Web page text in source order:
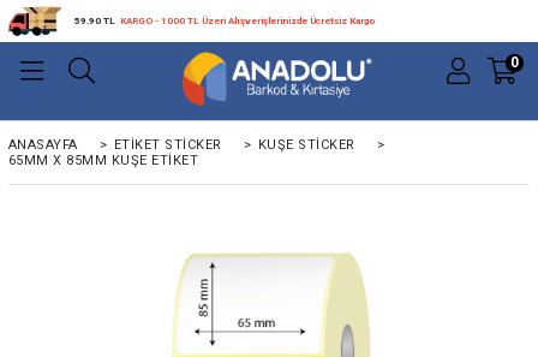
59.90 TL KARGO - 1000 TL Üzeri Alışverişlerinizde Ücretsiz Kargo
0
ANASAYFA > ETIKET STICKER > KUŞE STICKER
>
65MM X 85MM KUŞE ETIKET